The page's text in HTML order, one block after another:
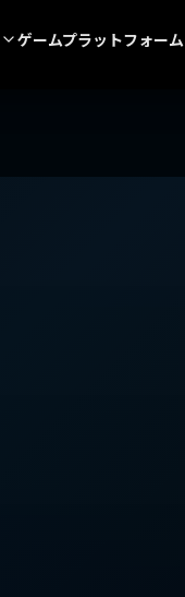
ゲームプラットフォーム